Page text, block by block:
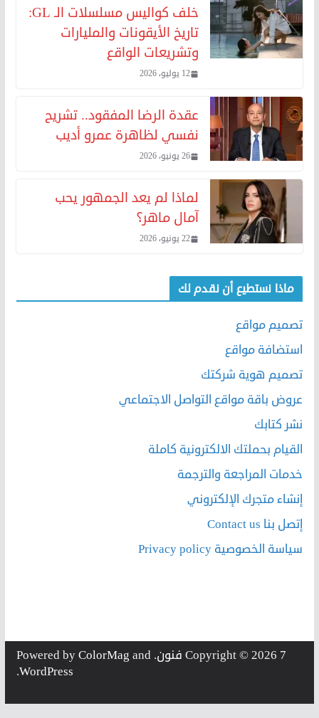
خلف كواليس مسلسلات الـ GL:
تاريخ الأيقونات والمليارات
وتشريعات الواقع
12 يوليو، 2026
عقدة الرضا المفقود.. تشريح
نفسي لظاهرة عمرو أديب
26 يونيو، 2026
لماذا لم يعد الجمهور يحب
آمال ماهر؟
22 يونيو، 2026
ماذا نستطيع أن نقدم لك
تصميم مواقع
استضافة مواقع
تصميم هوية شركتك
عروض باقة مواقع التواصل الاجتماعي
نشر كتابك
القيام بحملتك الالكترونية كاملة
خدمات المراجعة والترجمة
إنشاء متجرك الإلكتروني
إتصل بنا Contact us
سياسة الخصوصية Privacy policy
Copyright © 2026 7 فنون . Powered by
ColorMag and
WordPress
.